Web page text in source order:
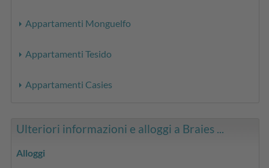
Appartamenti Monguelfo
Appartamenti Tesido
Appartamenti Casies
Ulteriori informazioni e alloggi a Braies ...
Alloggi